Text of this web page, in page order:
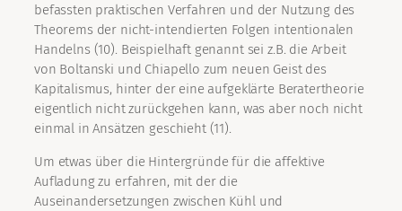
befassten praktischen Verfahren und der Nutzung des
Theorems der nicht-intendierten Folgen intentionalen
Handelns (10). Beispielhaft genannt sei z.B. die Arbeit
von Boltanski und Chiapello zum neuen Geist des
Kapitalismus, hinter der eine aufgeklärte Beratertheorie
eigentlich nicht zurückgehen kann, was aber noch nicht
einmal in Ansätzen geschieht (11).
Um etwas über die Hintergründe für die affektive
Aufladung zu erfahren, mit der die
Auseinandersetzungen zwischen Kühl und